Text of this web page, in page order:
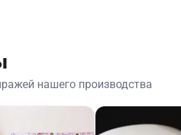
нашего производства